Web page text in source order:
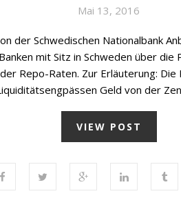
Mai 13, 2016
der Schwedischen Nationalbank
mit Sitz in Schweden über die
Repo-Raten. Zur Erläuterung:
Geld von der
VIEW POST